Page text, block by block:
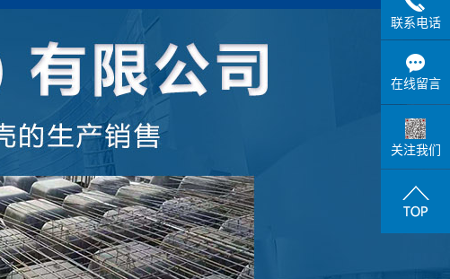
15664472227
闻
题
联系电话
在线留言
关注我们